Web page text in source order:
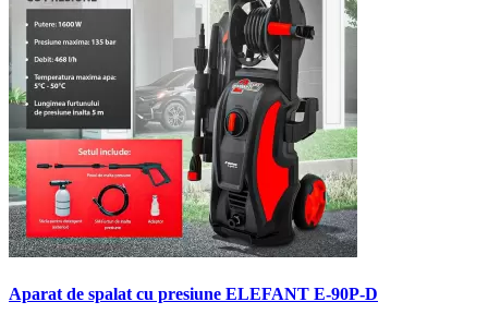
Aparat de spalat cu presiune ELEFANT E-90P-D